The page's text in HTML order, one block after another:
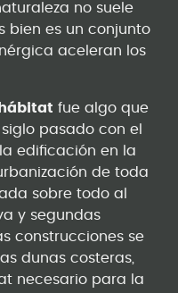
no suele
bien es un conjunto
aceleran los
fue algo que
pasado con el
edificación en la
de toda
sobre todo al
y segundas
construcciones se
dunas costeras,
necesario para la